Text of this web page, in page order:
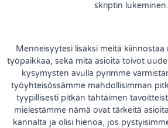
skriptin lukeminen.
Menneisyytesi lisäksi meitä
työpaikkaa, sekä mitä asioita toivot
kysymysten avulla pyrimme
työyhteisössämme mahdollisimman
tyypillisesti pitkän tähtäimen
mielestämme nämä ovat tärkeitä
kannalta ja olisi hienoa, jos